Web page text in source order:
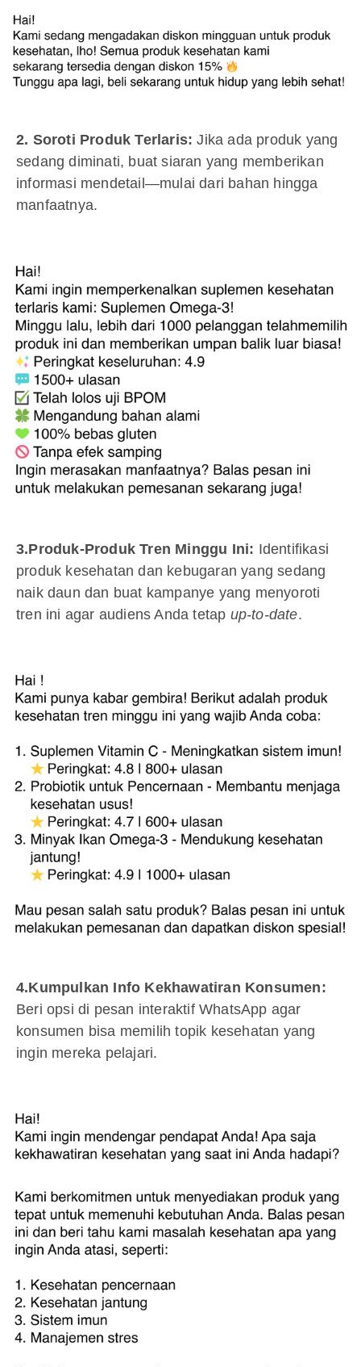
2. Soroti Produk Terlaris: Jika ada produk yang
sedang diminati, buat siaran yang memberikan
informasi mendetail—mulai dari bahan hingga
manfaatnya.
3.Produk-Produk Tren Minggu Ini: Identifikasi
produk kesehatan dan kebugaran yang sedang
naik daun dan buat kampanye yang menyoroti
tren ini agar audiens Anda tetap up-to-date.
4.Kumpulkan Info Kekhawatiran Konsumen:
Beri opsi di pesan interaktif WhatsApp agar
konsumen bisa memilih topik kesehatan yang
ingin mereka pelajari.